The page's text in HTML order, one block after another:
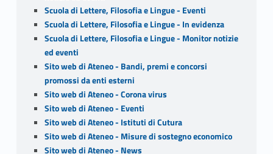
Scuola di Lettere, Filosofia e Lingue - Eventi
Scuola di Lettere, Filosofia e Lingue - In evidenza
Scuola di Lettere, Filosofia e Lingue - Monitor notizie
ed eventi
Sito web di Ateneo - Bandi, premi e concorsi
promossi da enti esterni
Sito web di Ateneo - Corona virus
Sito web di Ateneo - Eventi
Sito web di Ateneo - Istituti di Cutura
Sito web di Ateneo - Misure di sostegno economico
Sito web di Ateneo - News